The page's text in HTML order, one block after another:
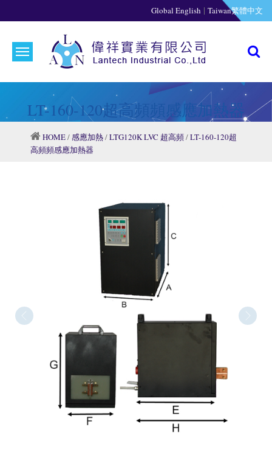
Global English | Taiwan繁體中文
LT-160-120超高頻頻感應加熱器
HOME/感應加熱/LTG120K LVC 超高頻/LT-160-120超
高頻頻感應加熱器